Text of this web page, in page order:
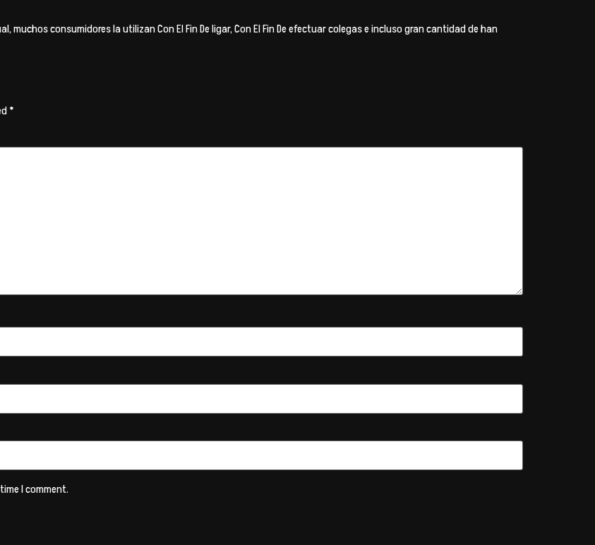
consumidores la utilizan Con El Fin De ligar, Con El Fin De efectuar colegas e incluso gran cantidad de han
*
I comment.